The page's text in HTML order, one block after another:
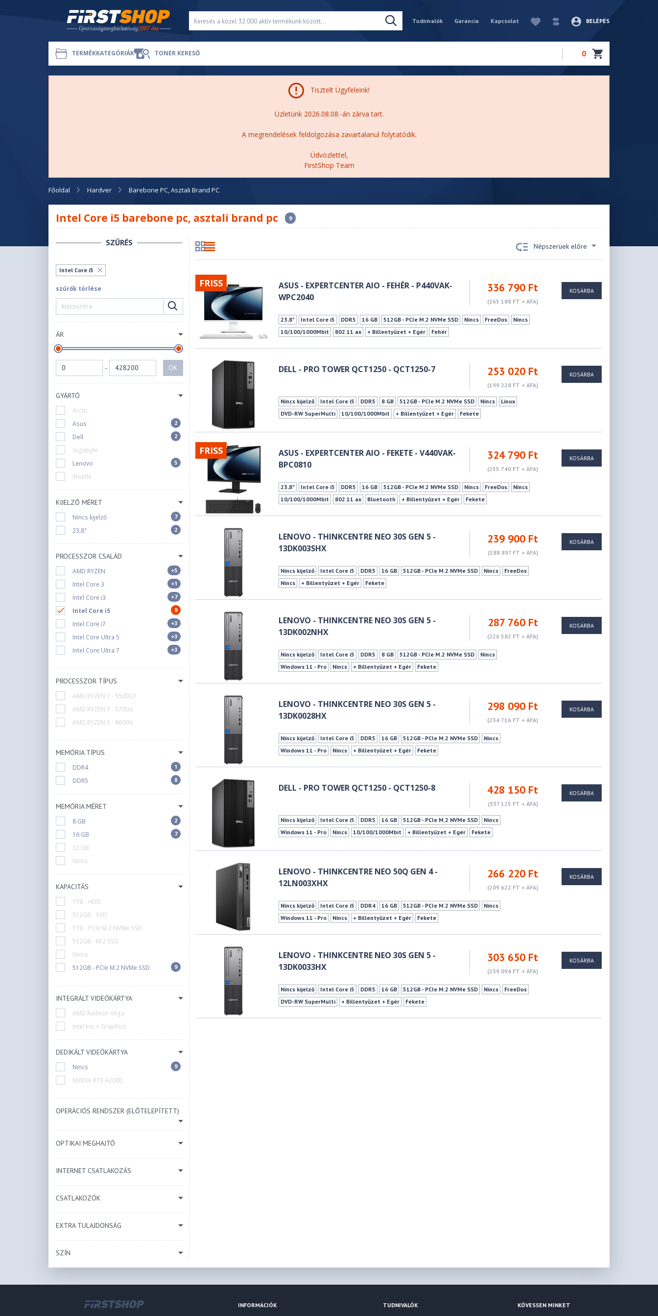
Tudnivalók Garancia Kapcsolat BELÉPÉS
TERMÉKKATEGÓRIÁK TONER KERESŐ 0
Tisztelt Ügyfeleink!
Üzletünk 2026.08.08.-án zárva tart.
A megrendelések feldolgozása zavartalanul folytatódik.
Üdvözlettel,
FirstShop Team
Főoldal Hardver Barebone PC, Asztali Brand PC
Intel Core i5 barebone pc, asztali brand pc 9
SZŰRÉS
Intel Core i5
szűrők törlése
ÁR
- OK
GYÁRTÓ
Arctic
Asus
2
Dell 2
Gigabyte
Lenovo
5
Shuttle
KIJELZŐ MÉRET
Nincs kijelző 7
23,8" 2
PROCESSZOR CSALÁD
AMD RYZEN +5
Intel Core 3 +1
Intel Core i3 +7
Intel Core i5 9
Intel Core i7 +3
Intel Core Ultra 5 +3
Intel Core Ultra 7 +3
PROCESSZOR TÍPUS
AMD RYZEN 7 - 5500GT
AMD RYZEN 7 - 5700G
AMD RYZEN 5 - 8600G
MEMÓRIA TÍPUS
DDR4 1
DDR5 8
MEMÓRIA MÉRET
8 GB 2
16 GB 7
32 GB
Nincs
KAPACITÁS
1TB - HDD
512GB - SSD
1TB - PCIe M.2 NVMe SSD
512GB - M.2 SSD
Nincs
512GB - PCIe M.2 NVMe SSD
9
INTEGRÁLT VIDEÓKÁRTYA
AMD Radeon Vega
Intel Iris + Graphics
DEDIKÁLT VIDEÓKÁRTYA
Nincs 9
NVIDIA RTX A2000
OPERÁCIÓS RENDSZER (ELŐTELEPÍTETT)
OPTIKAI MEGHAJTÓ
INTERNET CSATLAKOZÁS
CSATLAKOZÓK
EXTRA TULAJDONSÁG
SZÍN
Népszerüek előre
FRISS
ASUS - EXPERTCENTER AIO - FEHÉR - P440VAK-
WPC2040
336 790 Ft
(265 188 FT + ÁFA)
23,8" Intel Core i5 DDR5 16 GB 512GB - PCIe M.2 NVMe SSD Nincs FreeDos
Nincs
10/100/1000Mbit
802.11 ax + Billentyűzet + Egér Fehér
KOSÁRBA
DELL - PRO TOWER QCT1250 - QCT1250-7 253 020 Ft
(199 228 FT + ÁFA)
Nincs kijelző Intel Core i5 DDR5 8 GB 512GB - PCIe M.2 NVMe SSD Nincs
Linux
DVD-RW SuperMulti
10/100/1000Mbit + Billentyűzet + Egér Fekete
KOSÁRBA
FRISS
ASUS - EXPERTCENTER AIO - FEKETE - V440VAK-
BPC0810
324 790 Ft
(255 740 FT + ÁFA)
23,8" Intel Core i5 DDR5 16 GB 512GB - PCIe M.2 NVMe SSD Nincs FreeDos
Nincs
10/100/1000Mbit
802.11 ax Bluetooth + Billentyűzet + Egér Fekete
KOSÁRBA
LENOVO - THINKCENTRE NEO 30S GEN 5 -
13DK003SHX
239 900 Ft
(188 897 FT + ÁFA)
Nincs kijelző Intel Core i5 DDR5 16 GB 512GB - PCIe M.2 NVMe SSD Nincs
FreeDos
Nincs
+ Billentyűzet + Egér Fekete
KOSÁRBA
LENOVO - THINKCENTRE NEO 30S GEN 5 -
13DK002NHX
287 760 Ft
(226 582 FT + ÁFA)
Nincs kijelző Intel Core i5 DDR5 8 GB 512GB - PCIe M.2 NVMe SSD
Nincs
Windows 11 - Pro
Nincs + Billentyűzet + Egér Fekete
KOSÁRBA
LENOVO - THINKCENTRE NEO 30S GEN 5 -
13DK0028HX
298 090 Ft
(234 716 FT + ÁFA)
Nincs kijelző Intel Core i5 DDR5 16 GB 512GB - PCIe M.2 NVMe SSD
Nincs
Windows 11 - Pro
Nincs + Billentyűzet + Egér Fekete
KOSÁRBA
DELL - PRO TOWER QCT1250 - QCT1250-8 428 150 Ft
(337 125 FT + ÁFA)
Nincs kijelző Intel Core i5 DDR5 16 GB 512GB - PCIe M.2 NVMe SSD
Nincs
Windows 11 - Pro
Nincs 10/100/1000Mbit + Billentyűzet + Egér Fekete
KOSÁRBA
LENOVO - THINKCENTRE NEO 50Q GEN 4 -
12LN003XHX
266 220 Ft
(209 622 FT + ÁFA)
Nincs kijelző Intel Core i5 DDR4 16 GB 512GB - PCIe M.2 NVMe SSD
Nincs
Windows 11 - Pro
Nincs + Billentyűzet + Egér Fekete
KOSÁRBA
LENOVO - THINKCENTRE NEO 30S GEN 5 -
13DK0033HX
303 650 Ft
(239 094 FT + ÁFA)
Nincs kijelző Intel Core i5 DDR5 16 GB 512GB - PCIe M.2 NVMe SSD Nincs
FreeDos
DVD-RW SuperMulti
+ Billentyűzet + Egér Fekete
KOSÁRBA
INFORMÁCIÓK
TUDNIVALÓK
KÖVESSEN MINKET